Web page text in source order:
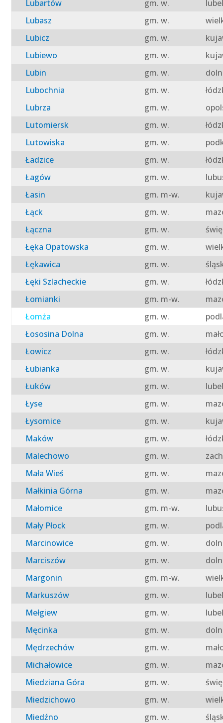
Lubartów gm. w.
Lubasz
gm. w.
Lubicz
gm. w.
Lubiewo
gm. w.
Lubin
gm. w.
Lubochnia
gm. w.
Lubrza
gm. w.
Lutomiersk
gm. w.
Lutowiska
gm. w.
Ładzice
gm. w.
Łagów
gm. w.
Łasin
gm. m-w.
Łąck
gm. w.
Łączna
gm. w.
Łęka Opatowska
gm. w.
Łękawica
gm. w.
Łęki Szlacheckie
gm. w.
Łomianki
gm. m-w.
Łomża
gm. w.
Łososina Dolna
gm. w.
Łowicz
gm. w.
Łubianka
gm. w.
Łuków
gm. w.
Łyse
gm. w.
Łysomice
gm. w.
Maków
gm. w.
Malechowo
gm. w.
Mała Wieś
gm. w.
Małkinia Górna
gm. w.
Małomice
gm. m-w.
Mały Płock
gm. w.
Marcinowice
gm. w.
Marciszów
gm. w.
Margonin
gm. m-w.
Markuszów
gm. w.
Mełgiew
gm. w.
Męcinka
gm. w.
Mędrzechów
gm. w.
Michałowice
gm. w.
Miedziana Góra
gm. w.
Miedzichowo
gm. w.
Miedźno
gm. w.